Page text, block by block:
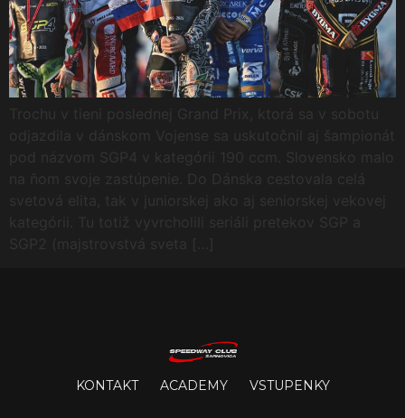
Trochu v tieni poslednej Grand Prix, ktorá sa v sobotu
odjazdila v dánskom Vojense sa uskutočnil aj šampionát
pod názvom SGP4 v kategórii 190 ccm. Slovensko malo
na ňom svoje zastúpenie. Do Dánska cestovala celá
svetová elita, tak v juniorskej ako aj seniorskej vekovej
kategórii. Tu totiž vyvrcholili seriáli pretekov SGP a
SGP2 (majstrovstvá sveta […]
KONTAKT ACADEMY VSTUPENKY